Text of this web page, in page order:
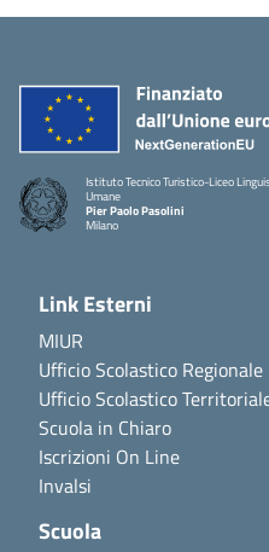
Istituto Tecnico Turistico-Liceo
Umane
Pier Paolo Pasolini
Milano
Link Esterni
MIUR
Ufficio Scolastico Regionale
Ufficio Scolastico
Scuola in Chiaro
Iscrizioni On Line
Invalsi
Scuola